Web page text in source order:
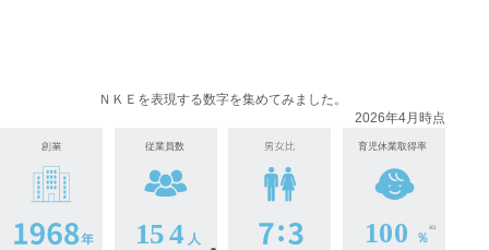
ＮＫＥを表現する数字を集めてみました。
2026年4月時点